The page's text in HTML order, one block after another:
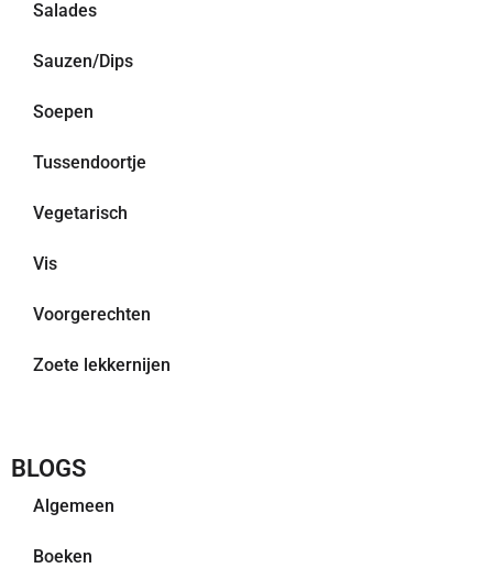
Salades
Sauzen/Dips
Soepen
Tussendoortje
Vegetarisch
Vis
Voorgerechten
Zoete lekkernijen
BLOGS
Algemeen
Boeken